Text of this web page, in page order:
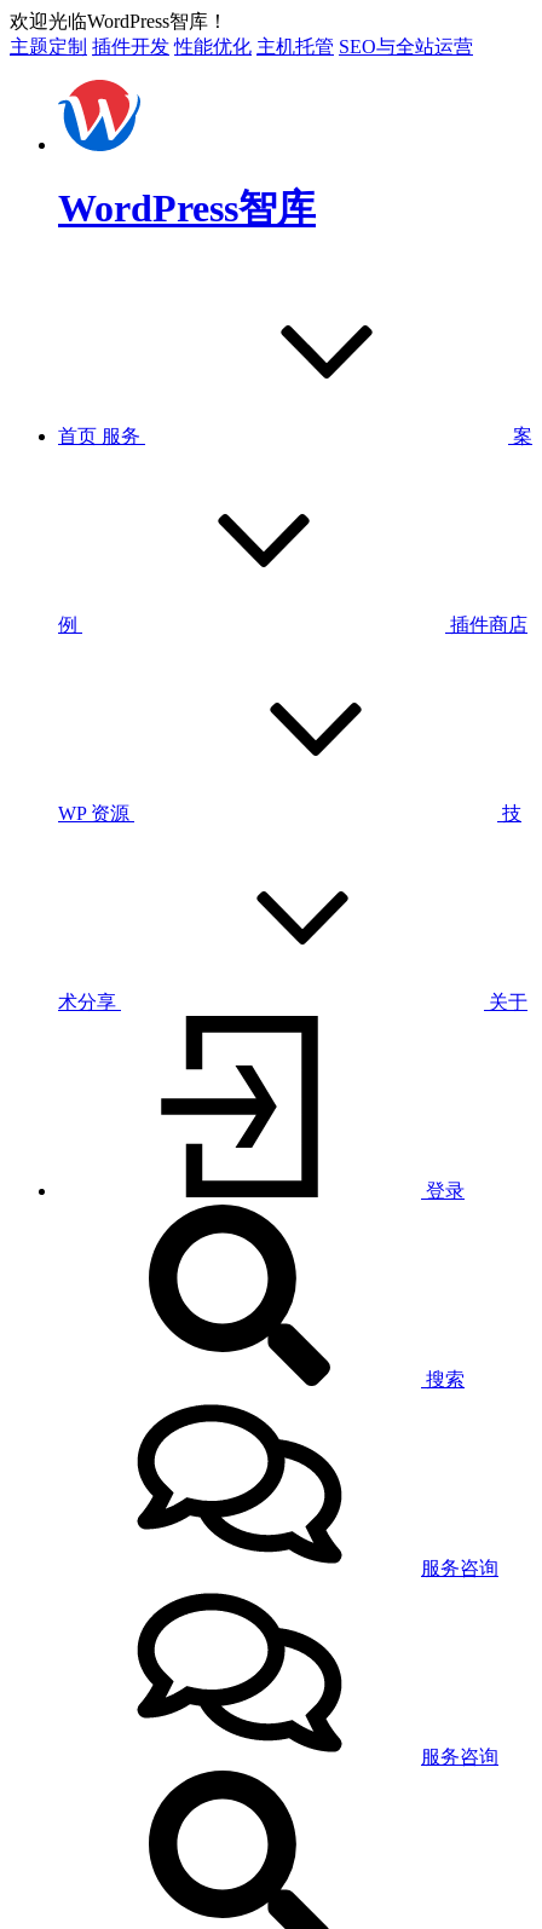
欢迎光临WordPress智库！
主题定制 插件开发 性能优化 主机托管 SEO与全站运营
WordPress智库
首页 服务 案
例 插件商店
WP 资源 技
术分享 关于
登录
搜索
服务咨询
服务咨询